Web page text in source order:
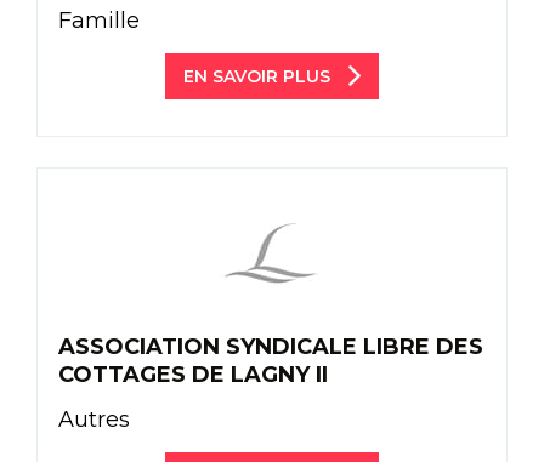
Famille
EN SAVOIR PLUS
ASSOCIATION SYNDICALE LIBRE DES
COTTAGES DE LAGNY II
Autres